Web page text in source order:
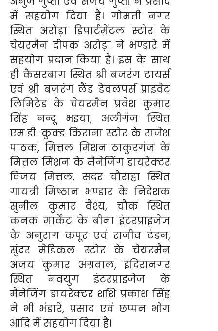
में सहयोग दिया है। गोमती नगर
स्थित अरोड़ा डिपार्टमेंटल स्टोर के
चेयरमैन दीपक अरोड़ा ने भण्डारे में
सहयोग प्रदान किया है। इस के साथ
ही कैसरबाग स्थित श्री बजरंग टायर्स
एवं श्री बजरंग लैंड डेवलपर्स प्राइवेट
लिमिटेड के चेयरमैन प्रवेश कुमार
सिंह नन्दू भइया, अलीगंज स्थित
एम.डी. कुक्ड किराना स्टोर के राजेश
पाठक, मित्तल मिशन ठाकुरगंज के
मित्तल मिशन के मैनेजिंग डायरेक्टर
विजय मित्तल, सदर चौराहा स्थित
गायत्री मिष्ठान भण्डार के निदेशक
सुनील कुमार वैश्य, चौक स्थित
कनक मार्केट के बीना इंटरप्राइजेज
के अनुराग कपूर एवं राजीव टंडन,
सुंदर मेडिकल स्टोर के चेयरमैन
अजय कुमार अग्रवाल, इंदिरानगर
स्थित नवयुग इंटरप्राइजेज के
मैनेजिंग डायरेक्टर शशि प्रकाश सिंह
ने भी भंडारे, प्रसाद एवं छप्पन भोग
आदि में सहयोग दिया है।